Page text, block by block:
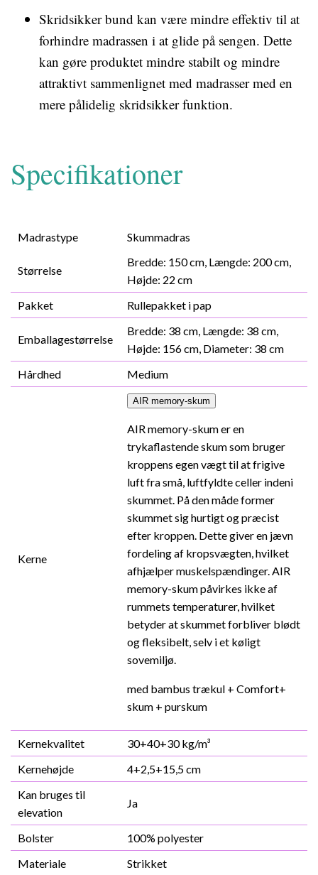
Skridsikker bund kan være mindre effektiv til at
forhindre madrassen i at glide på sengen. Dette
kan gøre produktet mindre stabilt og mindre
attraktivt sammenlignet med madrasser med en
mere pålidelig skridsikker funktion.
Specifikationer
Madrastype Skummadras
Størrelse
Bredde: 150 cm, Længde: 200 cm,
Højde: 22 cm
Pakket
Rullepakket i pap
Emballagestørrelse
Bredde: 38 cm, Længde: 38 cm,
Højde: 156 cm, Diameter: 38 cm
Hårdhed
Medium
Kerne
AIR memory-skum
AIR memory-skum er en
trykaflastende skum som bruger
kroppens egen vægt til at frigive
luft fra små, luftfyldte celler indeni
skummet. På den måde former
skummet sig hurtigt og præcist
efter kroppen. Dette giver en jævn
fordeling af kropsvægten, hvilket
afhjælper muskelspændinger. AIR
memory-skum påvirkes ikke af
rummets temperaturer, hvilket
betyder at skummet forbliver blødt
og fleksibelt, selv i et køligt
sovemiljø.
med bambus trækul + Comfort+
skum + purskum
Kernekvalitet
30+40+30 kg/m³
Kernehøjde
4+2,5+15,5 cm
Kan bruges til
elevation
Ja
Bolster
100% polyester
Materiale
Strikket